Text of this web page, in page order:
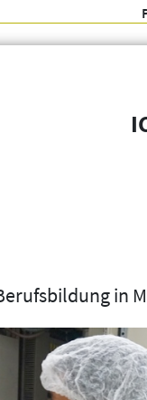
in